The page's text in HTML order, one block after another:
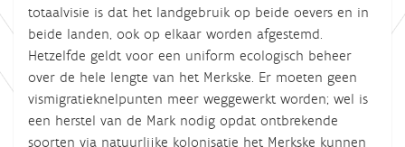
totaalvisie is dat het landgebruik op beide oevers en in
beide landen, ook op elkaar worden afgestemd.
Hetzelfde geldt voor een uniform ecologisch beheer
over de hele lengte van het Merkske. Er moeten geen
vismigratieknelpunten meer weggewerkt worden; wel is
een herstel van de Mark nodig opdat ontbrekende
soorten via natuurlijke kolonisatie het Merkske kunnen